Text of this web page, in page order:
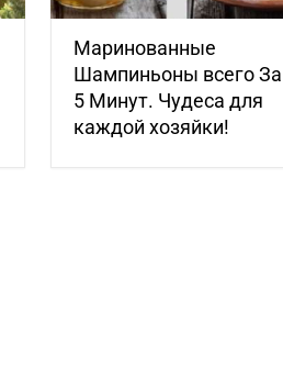
Маринованные
Шампиньоны всего За
5 Минут. Чудеса для
каждой хозяйки!